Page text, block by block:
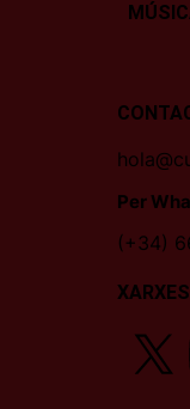
Per
(+34)
XARXES